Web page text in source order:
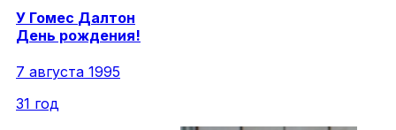
У Гомес Далтон
День рождения!
7 августа 1995
31 год